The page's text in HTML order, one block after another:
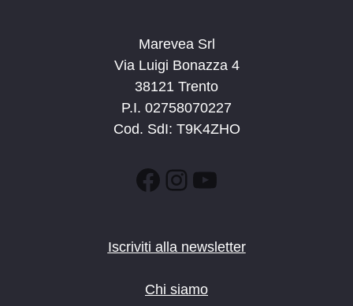
Marevea Srl
Via Luigi Bonazza 4
38121 Trento
P.I. 02758070227
Cod. SdI: T9K4ZHO
Facebook
Instagram
YouTube
Iscriviti alla newsletter
Chi siamo